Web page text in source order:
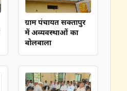
ग्राम पंचायत सक्तापुर
में अव्यवस्थाओं का
बोलबाला